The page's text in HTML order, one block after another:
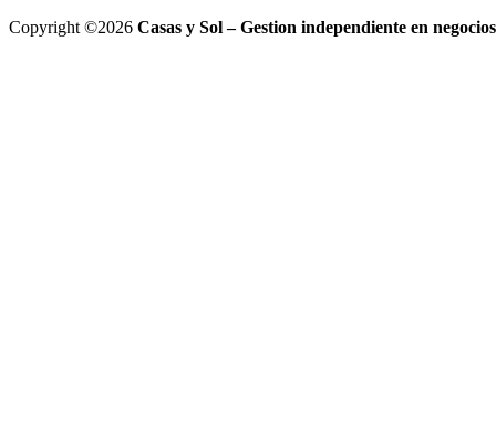
Copyright ©2026 Casas y Sol – Gestion independiente en